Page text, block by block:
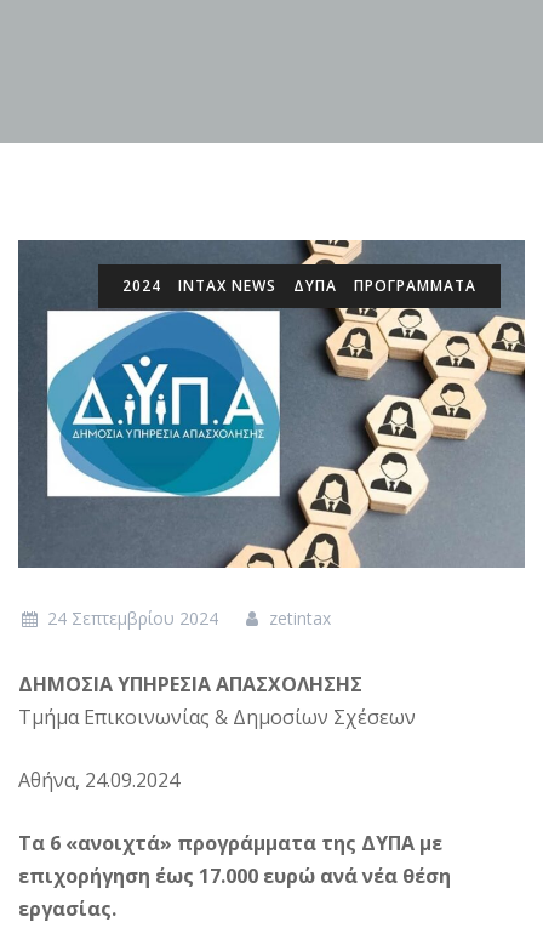
2024 INTAX NEWS ΔΥΠΑ ΠΡΟΓΡΆΜΜΑΤΑ
24 Σεπτεμβρίου 2024 zetintax
ΔΗΜΟΣΙΑ ΥΠΗΡΕΣΙΑ ΑΠΑΣΧΟΛΗΣΗΣ
Τμήμα Επικοινωνίας & Δημοσίων Σχέσεων
Αθήνα, 24.09.2024
Τα 6 «ανοιχτά» προγράμματα της ΔΥΠΑ με
επιχορήγηση έως 17.000 ευρώ ανά νέα θέση
εργασίας.